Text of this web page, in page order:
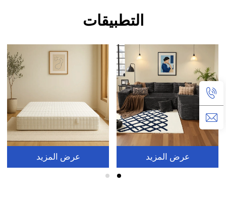
التطبيقات
عرض المزيد عرض المزيد